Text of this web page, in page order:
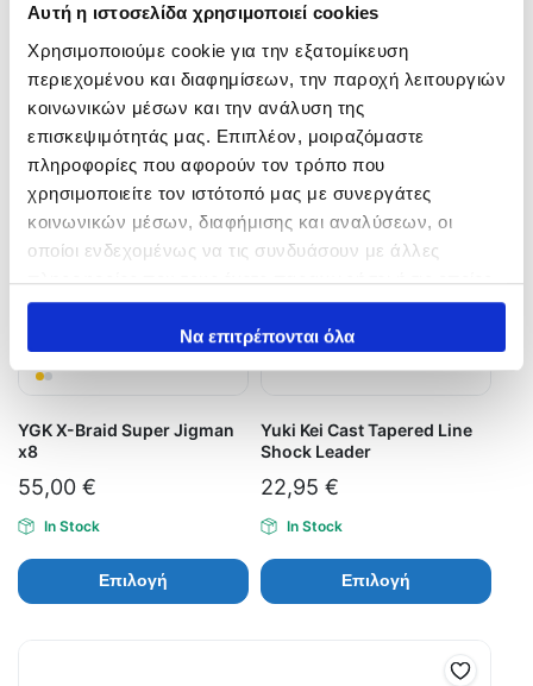
Αυτή η ιστοσελίδα χρησιμοποιεί cookies
Χρησιμοποιούμε cookie για την εξατομίκευση
περιεχομένου και διαφημίσεων, την παροχή λειτουργιών
κοινωνικών μέσων και την ανάλυση της
επισκεψιμότητάς μας. Επιπλέον, μοιραζόμαστε
πληροφορίες που αφορούν τον τρόπο που
χρησιμοποιείτε τον ιστότοπό μας με συνεργάτες
κοινωνικών μέσων, διαφήμισης και αναλύσεων, οι
οποίοι ενδεχομένως να τις συνδυάσουν με άλλες
πληροφορίες που τους έχετε παραχωρήσει ή τις οποίες
έχουν συλλέξει σε σχέση με την από μέρους σας χρήση
των υπηρεσιών τους.Να επιτρέπονται όλα
21,50€
In Stock
Επιλογή
Επιλογή
YGK X-Braid Super Jigman
x8
55,00 €
In Stock
Επιλογή
Yuki Kei Cast Tapered Line
Shock Leader
22,95 €
In Stock
Επιλογή